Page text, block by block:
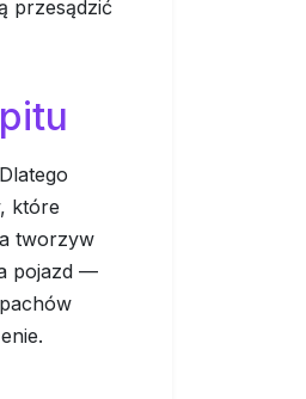
przesądzić
które
tworzyw
pojazd —